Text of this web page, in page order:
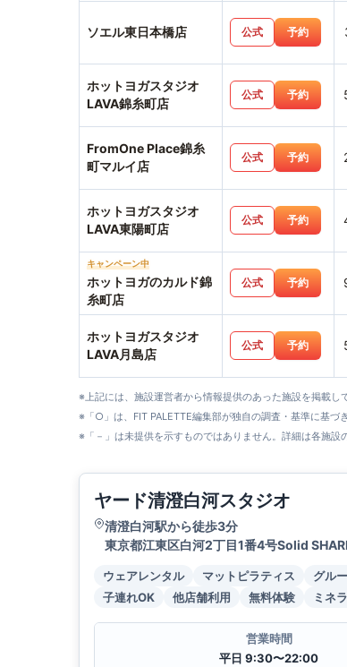
ソエル東日本橋店 公式 予約
ホットヨガスタジオ
LAVA錦糸町店
公式 予約
FromOne Place錦糸
町マルイ店
公式 予約
ホットヨガスタジオ
LAVA東陽町店
公式 予約
キャンペーン中
ホットヨガのカルド錦
糸町店
公式 予約
ホットヨガスタジオ
LAVA月島店
公式 予約
※上記には、施設運営者から情報提供のあった施設を掲載し
※「○」は、FIT PALETTE編集部が独自の調査・基準に基づ
※「－」は未提供を示すものではありません。詳細は各施設
ヤード清澄白河スタジオ
清澄白河駅から徒歩3分
東京都江東区白河2丁目1番4号Solid
ウェアレンタル マットピラティス グル
子連れOK
他店舗利用 無料体験 ミネ
営業時間
平日 9:30〜22:00